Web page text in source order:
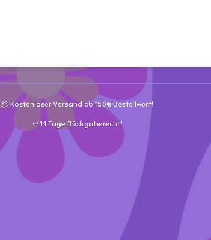
📦 Kostenloser Versand ab 150€ Bestellwert!
↩️ 14 Tage Rückgaberecht!